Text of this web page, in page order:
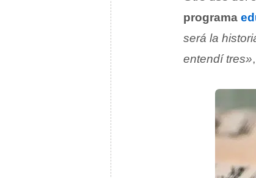
programa
será la
entendí tres»,